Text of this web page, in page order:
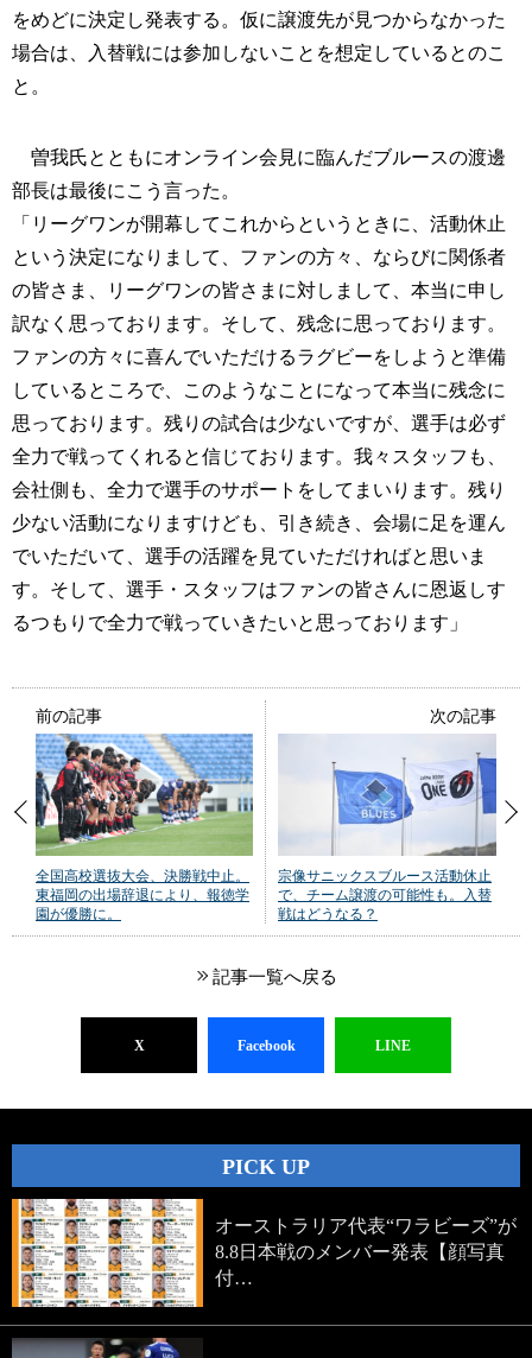
をめどに決定し発表する。仮に譲渡先が見つからなかった
場合は、入替戦には参加しないことを想定しているとのこ
と。
曽我氏とともにオンライン会見に臨んだブルースの渡邊
部長は最後にこう言った。
「リーグワンが開幕してこれからというときに、活動休止
という決定になりまして、ファンの方々、ならびに関係者
の皆さま、リーグワンの皆さまに対しまして、本当に申し
訳なく思っております。そして、残念に思っております。
ファンの方々に喜んでいただけるラグビーをしようと準備
しているところで、このようなことになって本当に残念に
思っております。残りの試合は少ないですが、選手は必ず
全力で戦ってくれると信じております。我々スタッフも、
会社側も、全力で選手のサポートをしてまいります。残り
少ない活動になりますけども、引き続き、会場に足を運ん
でいただいて、選手の活躍を見ていただければと思いま
す。そして、選手・スタッフはファンの皆さんに恩返しす
るつもりで全力で戦っていきたいと思っております」
前の記事
全国高校選抜大会、決勝戦中止。
東福岡の出場辞退により、報徳学
園が優勝に。
次の記事
宗像サニックスブルース活動休止
で、チーム譲渡の可能性も。入替
戦はどうなる？
記事一覧へ戻る
X Facebook LINE
PICK UP
オーストラリア代表“ワラビーズ”が
8.8日本戦のメンバー発表【顔写真
付…